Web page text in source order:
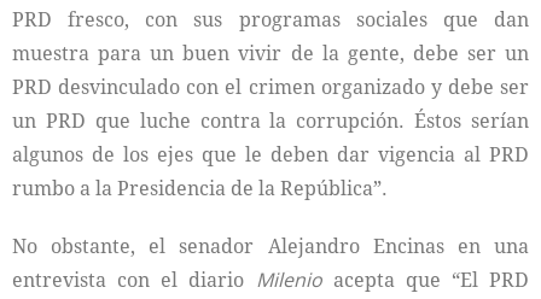
PRD fresco, con sus programas sociales que dan
muestra para un buen vivir de la gente, debe ser un
PRD desvinculado con el crimen organizado y debe ser
un PRD que luche contra la corrupción. Éstos serían
algunos de los ejes que le deben dar vigencia al PRD
rumbo a la Presidencia de la República”.
No obstante, el senador Alejandro Encinas en una
entrevista con el diario Milenioacepta que “El PRD